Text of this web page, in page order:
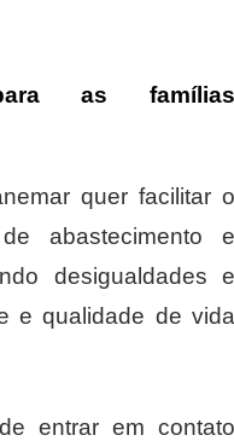
as famílias
quer facilitar o
abastecimento e
desigualdades e
e qualidade de vida
entrar em contato